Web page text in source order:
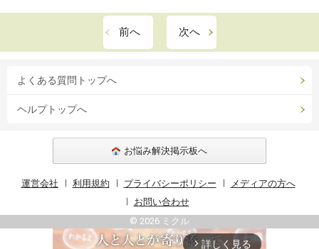
前へ 次へ
よくある質問トップへ
ヘルプトップへ
お悩み解決掲示板へ
運営会社 利用規約 プライバシーポリシー
メディアの方へ
お問い合わせ
© 2026 ミクル
arrow_forward_ios 詳しく見る